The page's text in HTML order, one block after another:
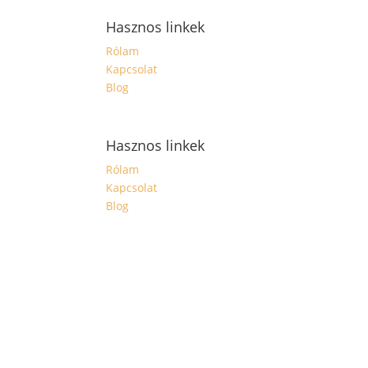
Hasznos linkek
Rólam
Kapcsolat
Blog
Hasznos linkek
Rólam
Kapcsolat
Blog